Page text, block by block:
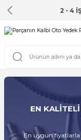
2 - 4
EN
En uygun fiyatlarla
EN
En
her